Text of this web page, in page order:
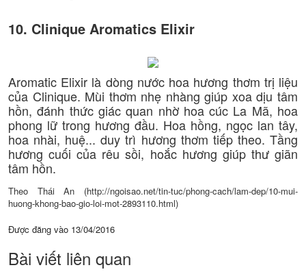
10. Clinique Aromatics Elixir
Aromatic Elixir là dòng nước hoa hương thơm trị liệu
của Clinique. Mùi thơm nhẹ nhàng giúp xoa dịu tâm
hồn, đánh thức giác quan nhờ hoa cúc La Mã, hoa
phong lữ trong hương đầu. Hoa hồng, ngọc lan tây,
hoa nhài, huệ... duy trì hương thơm tiếp theo. Tầng
hương cuối của rêu sồi, hoắc hương giúp thư giãn
tâm hồn.
Theo Thái An (http://ngoisao.net/tin-tuc/phong-cach/lam-dep/10-mui-
huong-khong-bao-gio-loi-mot-2893110.html)
Được đăng vào 13/04/2016
Bài viết liên quan